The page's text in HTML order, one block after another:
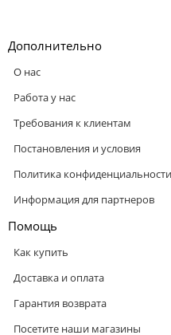
Дополнительно
О нас
Работа у нас
Требования к клиентам
Постановления и условия
Политика конфиденциальности
Информация для партнеров
Помощь
Как купить
Доставка и оплата
Гарантия возврата
Посетите наши магазины